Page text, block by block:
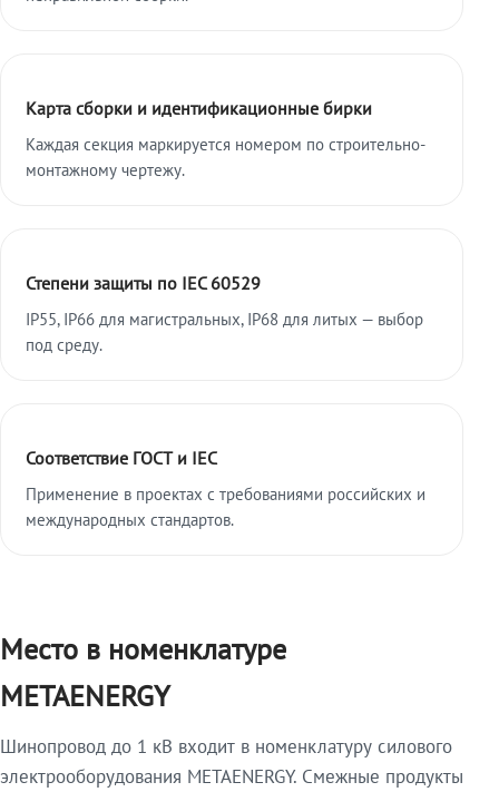
Карта сборки и идентификационные бирки
Каждая секция маркируется номером по строительно-
монтажному чертежу.
Степени защиты по IEC 60529
IP55, IP66 для магистральных, IP68 для литых — выбор
под среду.
Соответствие ГОСТ и IEC
Применение в проектах с требованиями российских и
международных стандартов.
Место в номенклатуре
METAENERGY
Шинопровод до 1 кВ входит в номенклатуру силового
электрооборудования METAENERGY. Смежные продукты